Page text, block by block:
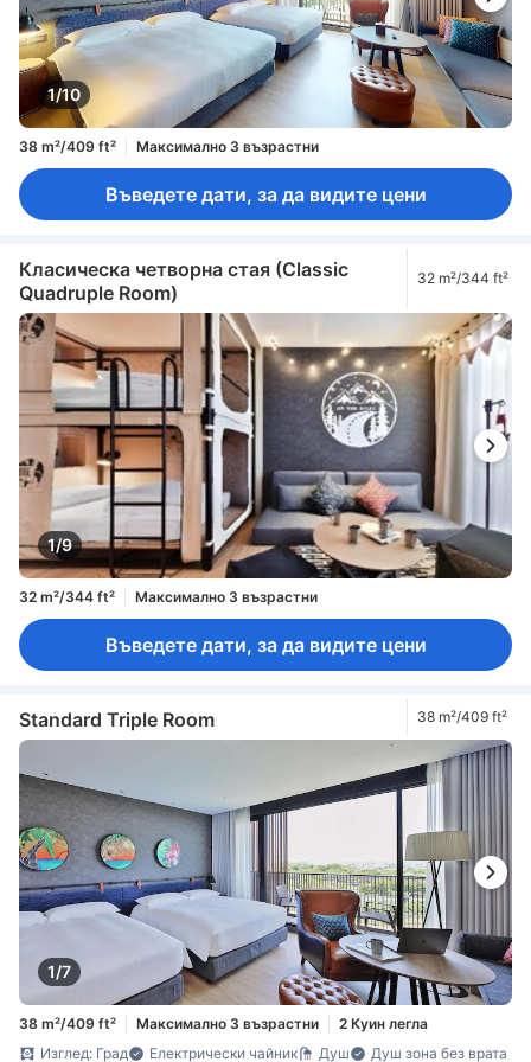
1/10
38 m²/409 ft² Максимално 3 възрастни
Въведете дати, за да видите цени
Класическа четворна стая (Classic
Quadruple Room)
32 m²/344 ft²
1/9
32 m²/344 ft² Максимално 3 възрастни
Въведете дати, за да видите цени
Standard Triple Room 38 m²/409 ft²
1/7
38 m²/409 ft² Максимално 3 възрастни
2 Куин легла
Изглед: Град
Електрически чайник Душ
Душ зона без врата